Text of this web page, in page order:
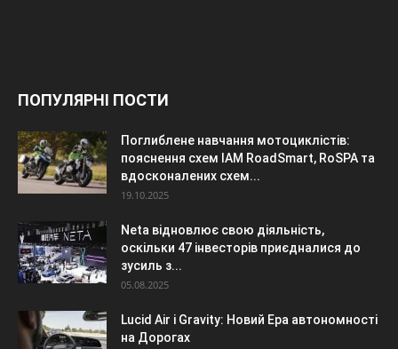
ПОПУЛЯРНІ ПОСТИ
Поглиблене навчання мотоциклістів:
пояснення схем IAM RoadSmart, RoSPA та
вдосконалених схем...
19.10.2025
Neta відновлює свою діяльність,
оскільки 47 інвесторів приєдналися до
зусиль з...
05.08.2025
Lucid Air і Gravity: Новий Ера автономності
на Дорогах